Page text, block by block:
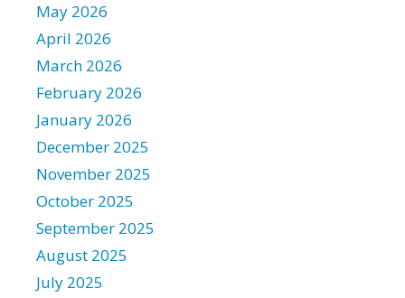
May 2026
April 2026
March 2026
February 2026
January 2026
December 2025
November 2025
October 2025
September 2025
August 2025
July 2025